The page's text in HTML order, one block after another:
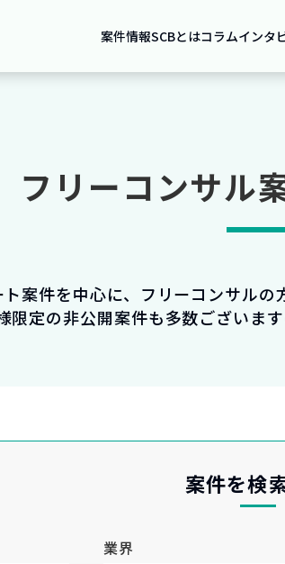
案件情報SCBとはコラムインタ
フリーコンサル
案件を中心に、フリーコンサルの
限定の非公開案件も多数ございま
案件を検
業界